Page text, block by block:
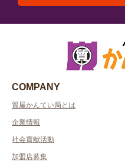
COMPANY
質屋かんてい局とは
企業情報
社会貢献活動
加盟店募集